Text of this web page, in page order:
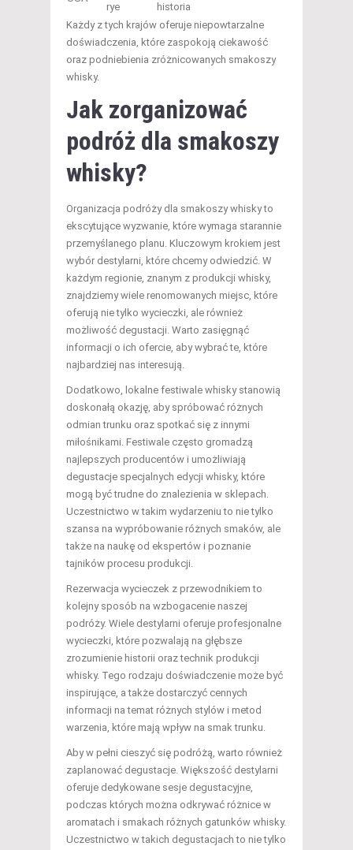
rye
historia
Każdy z tych krajów oferuje niepowtarzalne
doświadczenia, które zaspokoją ciekawość
oraz podniebienia zróżnicowanych smakoszy
whisky.
Jak zorganizować
podróż dla smakoszy
whisky?
Organizacja podróży dla smakoszy whisky to
ekscytujące wyzwanie, które wymaga starannie
przemyślanego planu. Kluczowym krokiem jest
wybór destylarni, które chcemy odwiedzić. W
każdym regionie, znanym z produkcji whisky,
znajdziemy wiele renomowanych miejsc, które
oferują nie tylko wycieczki, ale również
możliwość degustacji. Warto zasięgnąć
informacji o ich ofercie, aby wybrać te, które
najbardziej nas interesują.
Dodatkowo, lokalne festiwale whisky stanowią
doskonałą okazję, aby spróbować różnych
odmian trunku oraz spotkać się z innymi
miłośnikami. Festiwale często gromadzą
najlepszych producentów i umożliwiają
degustacje specjalnych edycji whisky, które
mogą być trudne do znalezienia w sklepach.
Uczestnictwo w takim wydarzeniu to nie tylko
szansa na wypróbowanie różnych smaków, ale
także na naukę od ekspertów i poznanie
tajników procesu produkcji.
Rezerwacja wycieczek z przewodnikiem to
kolejny sposób na wzbogacenie naszej
podróży. Wiele destylarni oferuje profesjonalne
wycieczki, które pozwalają na głębsze
zrozumienie historii oraz technik produkcji
whisky. Tego rodzaju doświadczenie może być
inspirujące, a także dostarczyć cennych
informacji na temat różnych stylów i metod
warzenia, które mają wpływ na smak trunku.
Aby w pełni cieszyć się podróżą, warto również
zaplanować degustacje. Większość destylarni
oferuje dedykowane sesje degustacyjne,
podczas których można odkrywać różnice w
aromatach i smakach różnych gatunków whisky.
Uczestnictwo w takich degustacjach to nie tylko